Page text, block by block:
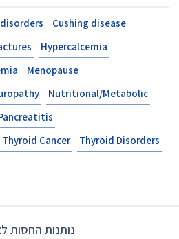
Cushing disease
Hypercalcemia
Menopause
Nutritional/Metabolic
Thyroid Cancer Thyroid Disorders
נותנות החסות